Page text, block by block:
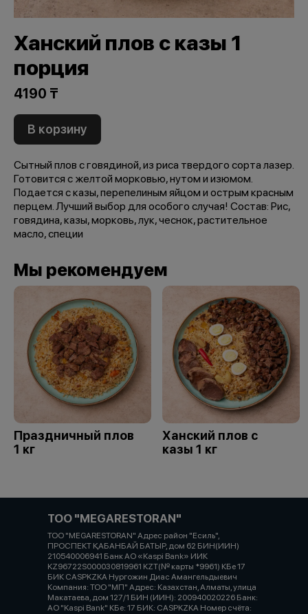
Ханский плов с казы 1
порция
4190 ₸
В корзину
Сытный плов с говядиной, из риса твердого сорта лазер.
Готовится с желтой морковью, нутом и изюмом.
Подается с казы, перепелиным яйцом и острым красным
перцем. Лучший выбор для особого случая! Состав: Рис,
говядина, казы, морковь, лук, чеснок, растительное
масло, специи
Мы рекомендуем
Праздничный плов
1 кг
Ханский плов с
казы 1 кг
ТОО "MEGARESTORAN"
ТОО "MEGARESTORAN" Адрес район "Есиль",
ПРОСПЕКТ ҚАБАНБАЙ БАТЫР, дом 62 БИН(ИИН)
210540006941 Банк АО «Kaspi Bank» ИИК
KZ96722S000030819961 KZT(№ карты *9961) КБе 17
БИК CASPKZKA Нургожин Диас Амангельдыевич
Компания: ТОО "МП" Адрес: Казахстан, Алматы, улица
Макатаева, дом 127/1 БИН (ИИН): 200940020226 Банк:
АО "Kaspi Bank" КБе: 17 БИК: CASPKZKA Номер счёта: